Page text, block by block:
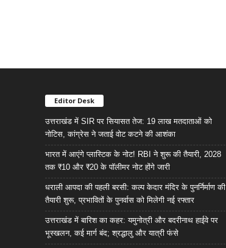
Editor Desk
उत्तराखंड में SIR पर सियासत तेज: 19 लाख मतदाताओं को
नोटिस, कांग्रेस ने जताई वोट कटने की आशंका
भारत में आएंगे प्लास्टिक के नोट! RBI ने शुरू की तैयारी, 2028
तक ₹10 और ₹20 के पॉलीमर नोट होंगे जारी
धराली आपदा की पहली बरसी: कल्प केदार मंदिर के पुनर्निर्माण की
तैयारी शुरू, प्रभावितों के पुनर्वास को मिलेगी नई रफ्तार
उत्तराखंड में बारिश का कहर: यमुनोत्री और बदरीनाथ हाईवे पर
भूस्खलन, कई मार्ग बंद; श्रद्धालु और यात्री फंसे